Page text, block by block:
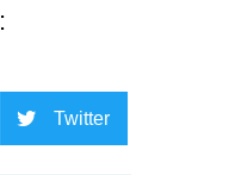
Twitter